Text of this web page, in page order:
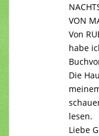
VON
Von
habe
Die
lesen.
Liebe